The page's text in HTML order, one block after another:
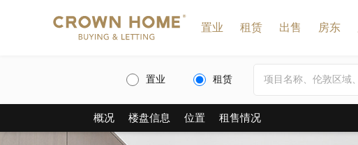
置业 租赁 出售 房东
置业 租赁
概况 楼盘信息 位置 租售情况